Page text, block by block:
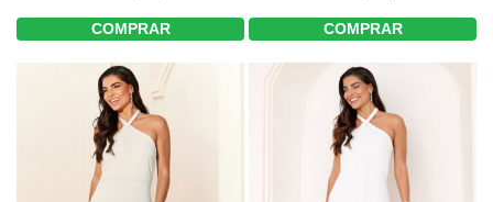
COMPRAR COMPRAR